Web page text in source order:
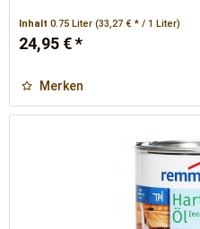
Inhalt0.75 Liter(33,27 € * / 1 Liter)
24,95 € *
Merken